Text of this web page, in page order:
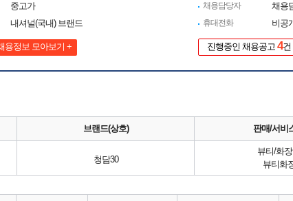
중고가
내셔널(국내) 브랜드
용정보 모아보기 +
채용담당자
채용
휴대전화 비공
진행중인 채용공고 4건
브랜드(상호) 판매/서비
청담30
뷰티/화
뷰티화